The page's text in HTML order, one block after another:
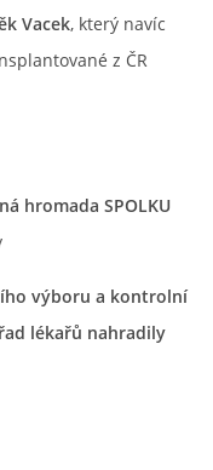
Vacek, který navíc
z ČR
hromada SPOLKU
výboru a kontrolní
lékařů nahradily